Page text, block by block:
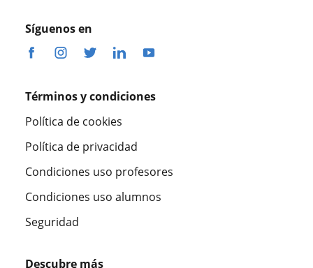
Síguenos en
Términos y condiciones
Política de cookies
Política de privacidad
Condiciones uso profesores
Condiciones uso alumnos
Seguridad
Descubre más